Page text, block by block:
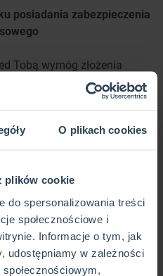
O plikach cookies
plików cookie
do spersonalizowania treści
społecznościowe i
Informacje o tym, jak
udostępniamy w zależności
posiadania zabezpieczenia
Tobą wymóg złożenia
w związku z realizacją
znajdziesz oferty na
umowy, wad i usterek
własnych środków
kontraktowych.
pod
praktyce